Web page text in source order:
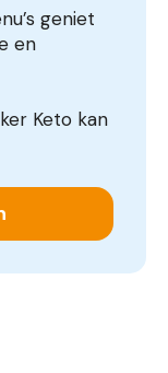
geniet
en
Keto kan